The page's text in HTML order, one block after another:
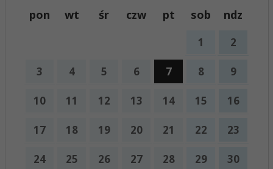
pon
wt śr czw pt sob ndz
1 2
3 4 5 6 7 8 9
10 11 12 13 14 15 16
17 18 19 20 21 22 23
24 25 26 27 28 29 30